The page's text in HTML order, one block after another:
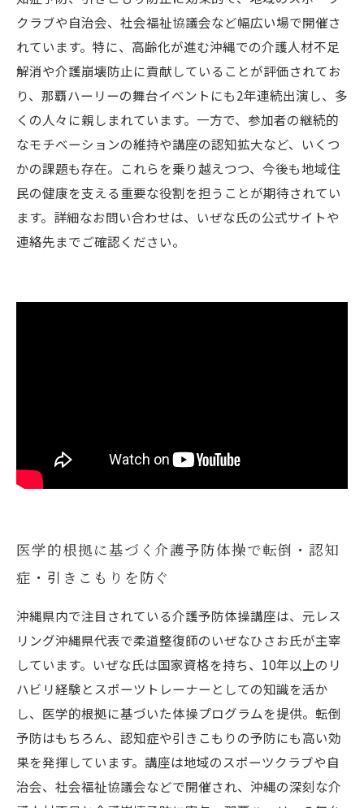
クラブや自治会、社会福祉協議会など幅広い場で開催さ
れています。特に、高齢化が進む沖縄での介護人材不足
解消や介護崩壊防止に貢献していることが評価されてお
り、那覇ハーリーの舞台イベントにも2年連続出演し、多
くの人々に親しまれています。一方で、参加者の継続的
なモチベーションの維持や講座の認知拡大など、いくつ
かの課題も存在。これらを乗り越えつつ、今後も地域住
民の健康を支える重要な役割を担うことが期待されてい
ます。詳細なお問い合わせは、いぜな氏の公式サイトや
連絡先までご確認ください。
医学的根拠に基づく介護予防体操で転倒・認知
症・引きこもりを防ぐ
沖縄県内で注目されている介護予防体操講座は、元レス
リング沖縄県代表で柔道整復師のいぜなひさお氏が主宰
しています。いぜな氏は国家資格を持ち、10年以上のリ
ハビリ経験とスポーツトレーナーとしての知識を活か
し、医学的根拠に基づいた体操プログラムを提供。転倒
予防はもちろん、認知症や引きこもりの予防にも高い効
果を発揮しています。講座は地域のスポーツクラブや自
治会、社会福祉協議会などで開催され、沖縄の深刻な介